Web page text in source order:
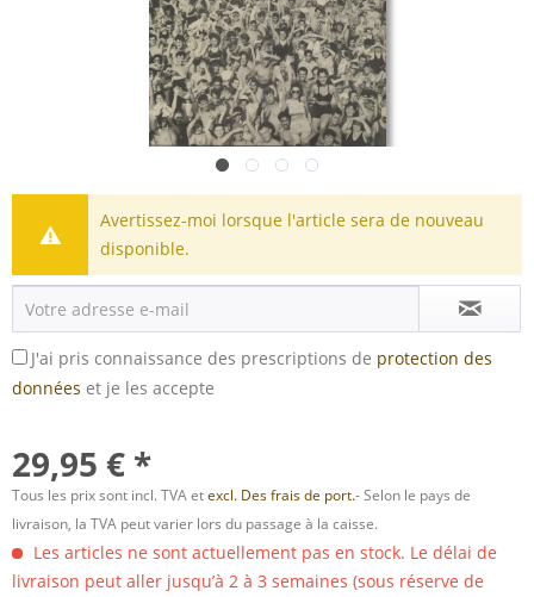
Avertissez-moi lorsque l'article sera de nouveau
disponible.
J'ai pris connaissance des prescriptions de protection des
données et je les accepte
29,95 € *
Tous les prix sont incl. TVA etexcl. Des frais de port.- Selon le pays de
livraison, la TVA peut varier lors du passage à la caisse.
Les articles ne sont actuellement pas en stock. Le délai de
livraison peut aller jusqu’à 2 à 3 semaines (sous réserve de